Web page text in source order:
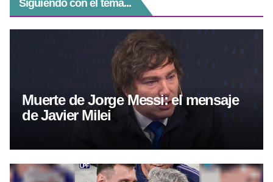
Siguiendo con el tema...
Muerte de Jorge Messi: el mensaje
de Javier Milei